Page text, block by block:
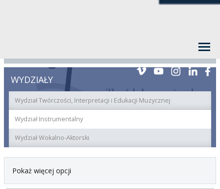
WYDZIAŁY
Wydział Twórczości, Interpretacji i Edukacji Muzycznej
Wydział Instrumentalny
Wydział Wokalno-Aktorski
Pokaż więcej opcji